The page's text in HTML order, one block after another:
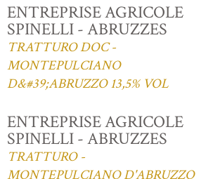
ENTREPRISE AGRICOLE
SPINELLI - ABRUZZES
TRATTURO DOC -
MONTEPULCIANO
D&#39;ABRUZZO 13,5% VOL
ENTREPRISE AGRICOLE
SPINELLI - ABRUZZES
TRATTURO -
MONTEPULCIANO D'ABRUZZO